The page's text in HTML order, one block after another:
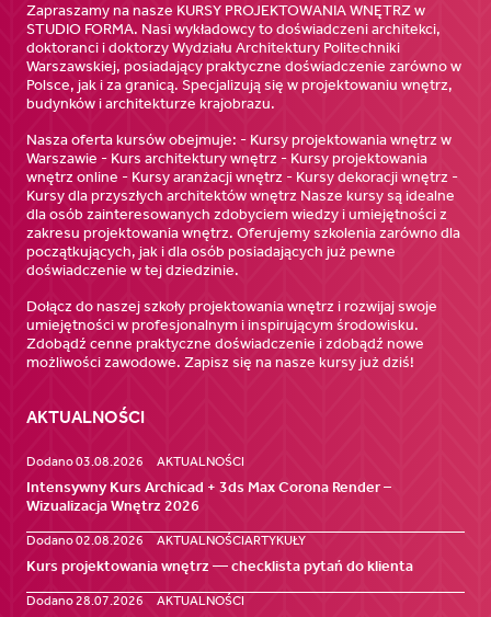
Zapraszamy na nasze KURSY PROJEKTOWANIA WNĘTRZ w
STUDIO FORMA. Nasi wykładowcy to doświadczeni architekci,
doktoranci i doktorzy Wydziału Architektury Politechniki
Warszawskiej, posiadający praktyczne doświadczenie zarówno w
Polsce, jak i za granicą. Specjalizują się w projektowaniu wnętrz,
budynków i architekturze krajobrazu.
Nasza oferta kursów obejmuje: - Kursy projektowania wnętrz w
Warszawie - Kurs architektury wnętrz - Kursy projektowania
wnętrz online - Kursy aranżacji wnętrz - Kursy dekoracji wnętrz -
Kursy dla przyszłych architektów wnętrz Nasze kursy są idealne
dla osób zainteresowanych zdobyciem wiedzy i umiejętności z
zakresu projektowania wnętrz. Oferujemy szkolenia zarówno dla
początkujących, jak i dla osób posiadających już pewne
doświadczenie w tej dziedzinie.
Dołącz do naszej szkoły projektowania wnętrz i rozwijaj swoje
umiejętności w profesjonalnym i inspirującym środowisku.
Zdobądź cenne praktyczne doświadczenie i zdobądź nowe
możliwości zawodowe. Zapisz się na nasze kursy już dziś!
AKTUALNOŚCI
Dodano 03.08.2026 AKTUALNOŚCI
Intensywny Kurs Archicad + 3ds Max Corona Render –
Wizualizacja Wnętrz 2026
Dodano 02.08.2026 AKTUALNOŚCIARTYKUŁY
Kurs projektowania wnętrz — checklista pytań do klienta
Dodano 28.07.2026 AKTUALNOŚCI